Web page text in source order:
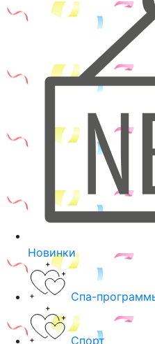
Новинки
Спа-
Спорт